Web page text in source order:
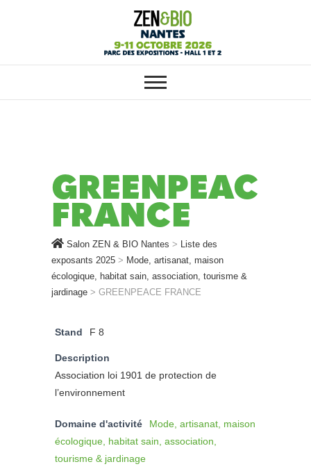
Salon ZEN & BIO
Nantes
SALON ZEN & BIO NANTES :
VOTRE SALON BIO, BIEN-ÊTRE
ET HABITAT SAIN
GREENPEACE
FRANCE
Salon ZEN & BIO Nantes > Liste des
exposants 2025 > Mode, artisanat, maison
écologique, habitat sain, association, tourisme &
jardinage > GREENPEACE FRANCE
Stand F 8
Description
Association loi 1901 de protection de
l’environnement
Domaine d'activité
Mode, artisanat, maison
écologique, habitat sain, association,
tourisme & jardinage